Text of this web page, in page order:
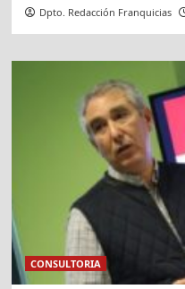
Dpto. Redacción Franquicias
CONSULTORIA